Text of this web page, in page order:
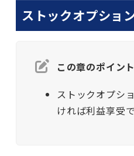
ストックオプショ
この章のポイント
ストックオプシ
ければ利益享受